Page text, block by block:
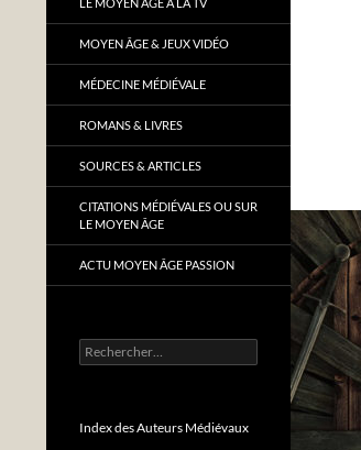
MOYEN ÂGE & JEUX VIDÉO
MÉDECINE MÉDIÉVALE
ROMANS & LIVRES
SOURCES & ARTICLES
CITATIONS MÉDIÉVALES OU SUR
LE MOYEN ÂGE
ACTU MOYEN ÂGE PASSION
Rechercher :
Index des Auteurs Médiévaux